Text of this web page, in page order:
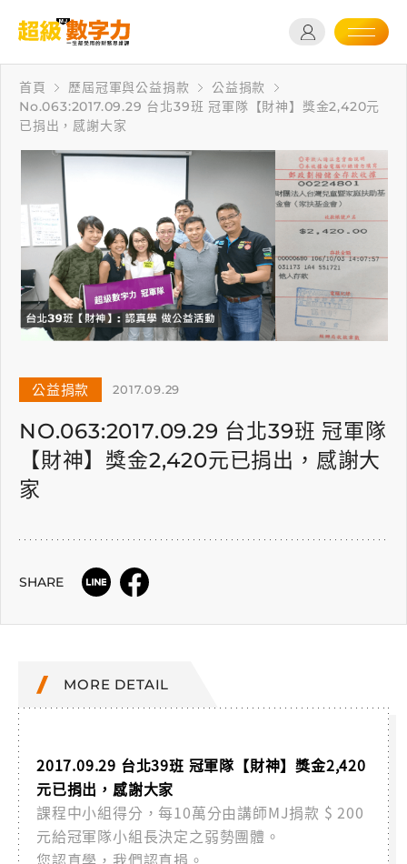
首頁 歷屆冠軍與公益捐款
公益捐款
No.063:2017.09.29 台北39班 冠軍隊【財神】獎金2,420元
已捐出，感謝大家
公益捐款 2017.09.29
NO.063:2017.09.29 台北39班 冠軍隊
【財神】獎金2,420元已捐出，感謝大
家
SHARE
MORE DETAIL
2017.09.29 台北39班 冠軍隊【財神】獎金2,420
元已捐出，感謝大家
課程中小組得分，每10萬分由講師MJ捐款 $ 200
元給冠軍隊小組長決定之弱勢團體。
您認真學，我們認真捐。